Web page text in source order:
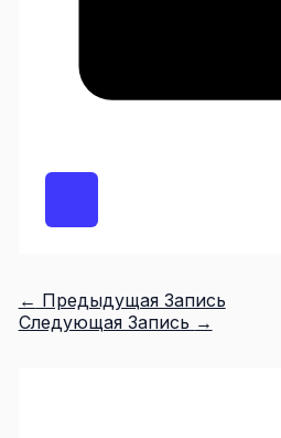
← Предыдущая Запись
Следующая Запись →